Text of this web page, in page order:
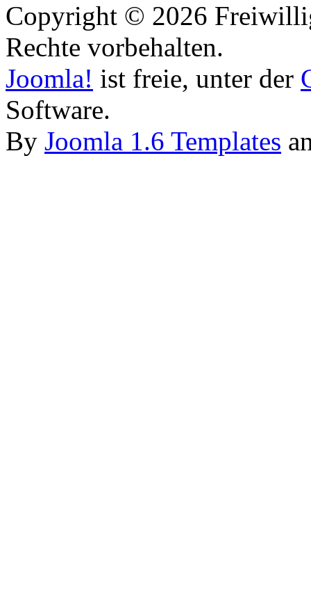
Copyright © 2026
Rechte vorbehalten.
Joomla! ist freie, unter der
Software.
By Joomla 1.6 Templates